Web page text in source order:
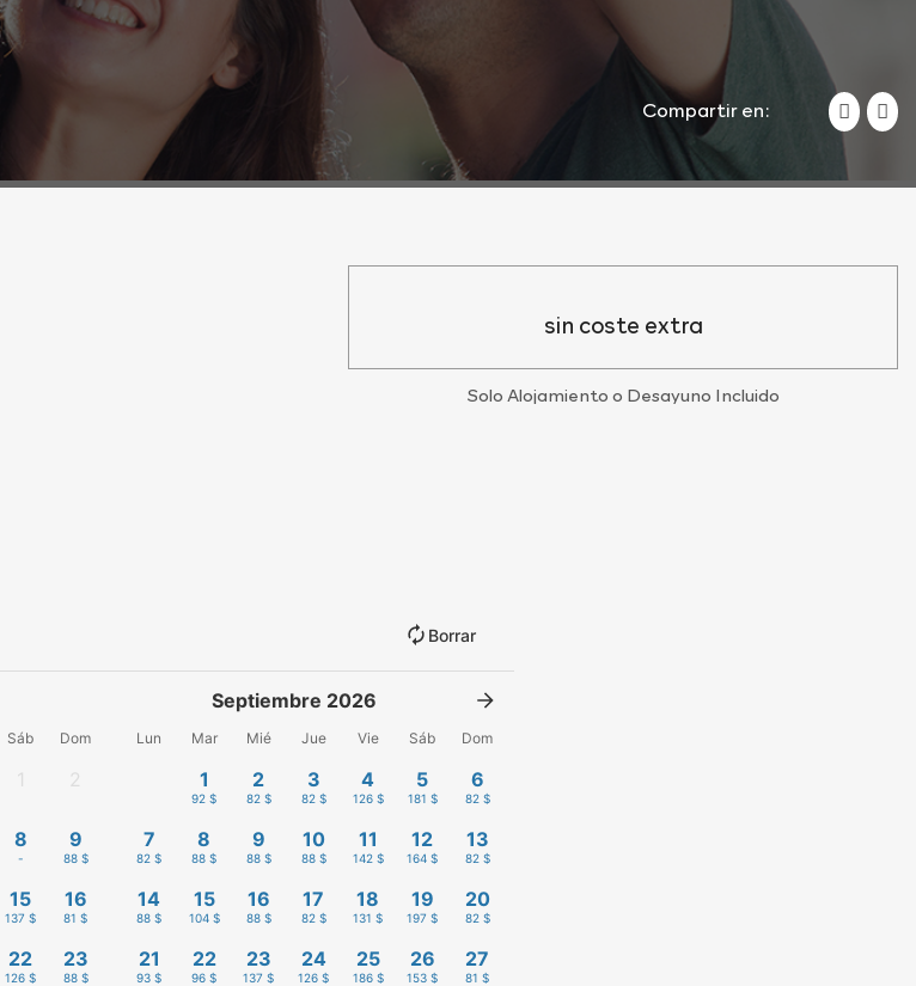
Compartir en:
sin coste extra
Solo Alojamiento o Desayuno Incluido
Borrar
Sáb Dom
1 2
8
-
9
88 $
15
137 $
16
81 $
22
126 $
23
88 $
Septiembre 2026
Lun Mar Mié Jue Vie Sáb Dom
1
92 $
2
82 $
3
82 $
4
126 $
5
181 $
6
82 $
7
82 $
8
88 $
9
88 $
10
88 $
11
142 $
12
164 $
13
82 $
14
88 $
15
104 $
16
88 $
17
82 $
18
131 $
19
197 $
20
82 $
21
93 $
22
96 $
23
137 $
24
126 $
25
186 $
26
153 $
27
81 $